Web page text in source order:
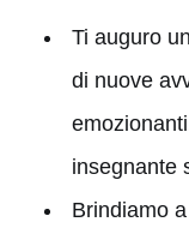
Ti auguro
di nuove
insegnante
Brindiamo